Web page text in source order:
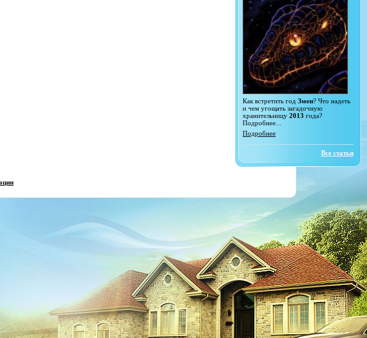
Как встретить год Змеи? Что надеть
и чем угощать загадочную
хранительницу 2013 года?
Подробнее...
Подробнее
Все статьи